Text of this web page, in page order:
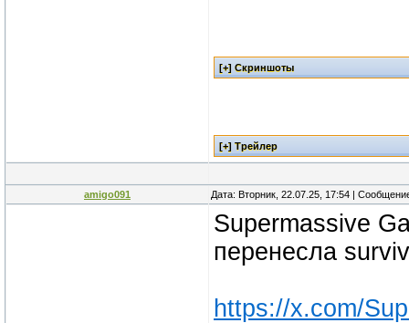
amigo091 Дата: Вторник, 22.07.25, 17:54 |
Supermassive
перенесла
https://x.com/